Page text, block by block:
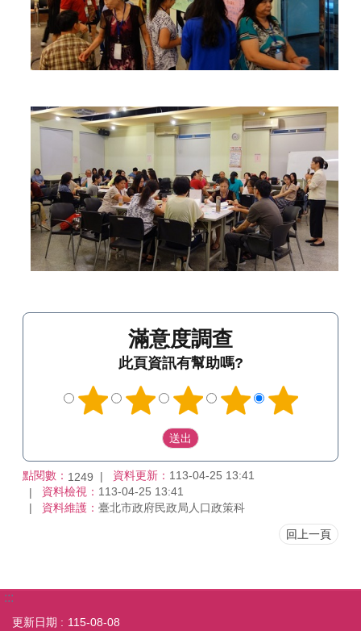
滿意度調查
此頁資訊有幫助嗎?
點閱數： 1249 資料更新： 113-04-25 13:41
資料檢視： 113-04-25 13:41
資料維護： 臺北市政府民政局人口政策科
回上一頁
:::
更新日期 115-08-08